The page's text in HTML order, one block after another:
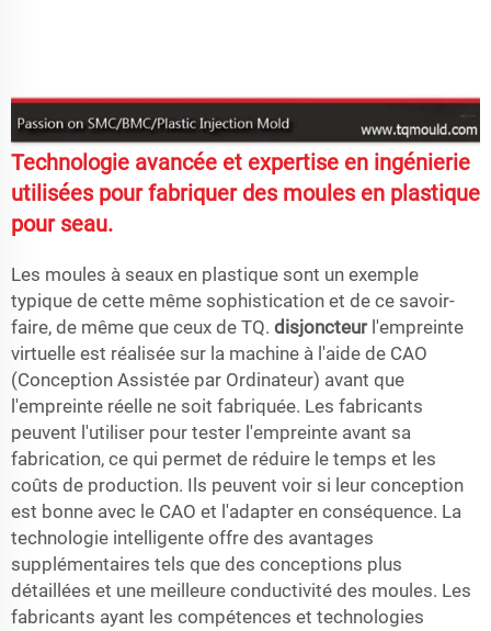
Technologie avancée et expertise en ingénierie
utilisées pour fabriquer des moules en plastique
pour seau.
Les moules à seaux en plastique sont un exemple
typique de cette même sophistication et de ce savoir-
faire, de même que ceux de TQ. disjoncteur l'empreinte
virtuelle est réalisée sur la machine à l'aide de CAO
(Conception Assistée par Ordinateur) avant que
l'empreinte réelle ne soit fabriquée. Les fabricants
peuvent l'utiliser pour tester l'empreinte avant sa
fabrication, ce qui permet de réduire le temps et les
coûts de production. Ils peuvent voir si leur conception
est bonne avec le CAO et l'adapter en conséquence. La
technologie intelligente offre des avantages
supplémentaires tels que des conceptions plus
détaillées et une meilleure conductivité des moules. Les
fabricants ayant les compétences et technologies